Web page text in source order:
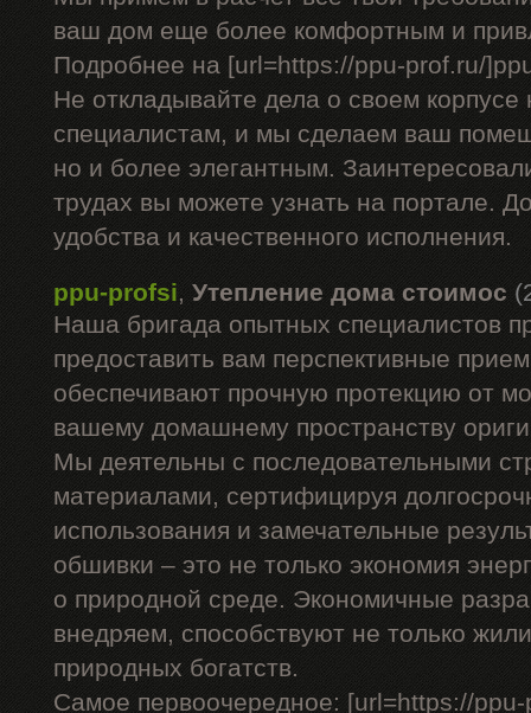
ваш дом еще более комфортным и
Подробнее на [url=https://ppu-prof.ru/
Не откладывайте дела о своем
специалистам, и мы сделаем ваш
но и более элегантным.
трудах вы можете узнать на портале.
удобства и качественного исполнения.
ppu-profsi, Утепление дома стоимос
Наша бригада опытных специалистов
предоставить вам перспективные
обеспечивают прочную протекцию от
вашему домашнему пространству
Мы деятельны с последовательными
материалами, сертифицируя
использования и замечательные
обшивки – это не только экономия
о природной среде. Экономичные
внедряем, способствуют не только
природных богатств.
Самое первоочередное: [url=https://